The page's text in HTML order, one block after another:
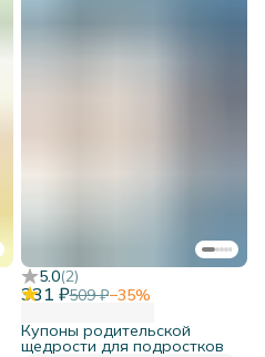
5.0(2)
331 ₽509 ₽−35%
Купоны родительской
щедрости для подростков